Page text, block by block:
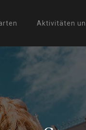
Aktivitäten